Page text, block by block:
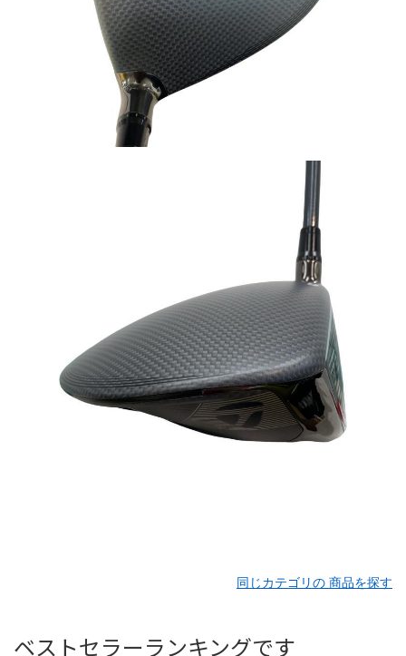
同じカテゴリの 商品を探す
ベストセラーランキングです